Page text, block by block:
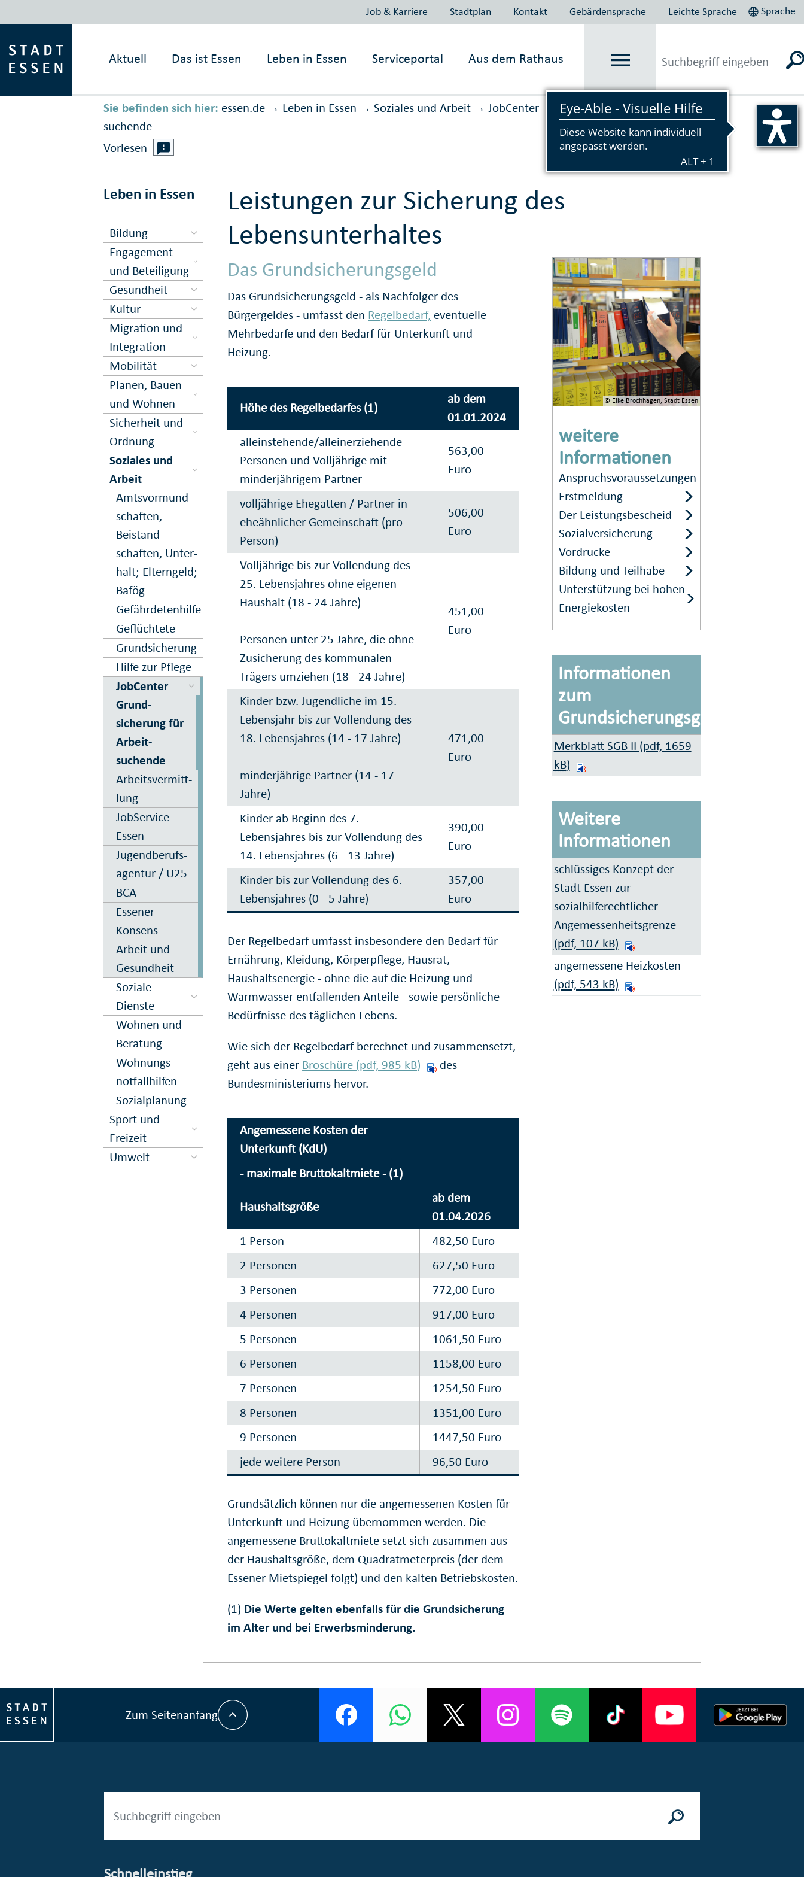
Job & Karriere Stadtplan Kontakt Gebärdensprache Leichte Sprache Sprache
Aktuell Das ist Essen Leben in Essen Serviceportal Aus dem Rathaus
Sie befinden sich hier: essen.de → Leben in Essen → Soziales und Arbeit → JobCenter →
Grund­sicherung für Arbeit­
suchende
Vorlesen
Leben in Essen
Bildung
Engagement
und Beteiligung
Gesundheit
Kultur
Migration und
Inte­gration
Mobilität
Planen, Bauen
und Wohnen
Sicher­heit und
Ord­nung
Soziales und
Arbeit
Amts­vormund­
schaften,
Beistand­
schaften, Unter­
halt; Eltern­geld;
Bafög
Gefährdeten­hilfe
Geflüchtete
Grund­sicherung
Hilfe zur Pflege
JobCenter
Grund­
sicherung für
Arbeit­
suchende
Arbeitsver­mitt­
lung
JobService
Essen
Jugendberufs­
agentur / U25
BCA
Essener
Konsens
Arbeit und
Gesundheit
Soziale
Dienste
Wohnen und
Beratung
Wohnungs­
notfall­hilfen
Sozialplanung
Sport und
Freizeit
Umwelt
Leistungen zur Sicherung des
Lebensunterhaltes
Das Grundsicherungsgeld
Das Grundsicherungsgeld - als Nachfolger des
Bürgergeldes - umfasst den Regelbedarf, eventuelle
Mehrbedarfe und den Bedarf für Unterkunft und
Heizung.
Höhe des Regelbedarfes (1)
ab dem
01.01.2024
alleinstehende/alleinerziehende
Personen und Volljährige mit
minderjährigem Partner
563,00
Euro
volljährige Ehegatten / Partner in
eheähnlicher Gemeinschaft (pro
Person)
506,00
Euro
Volljährige bis zur Vollendung des
25. Lebensjahres ohne eigenen
Haushalt (18 - 24 Jahre)
Personen unter 25 Jahre, die ohne
Zusicherung des kommunalen
Trägers umziehen (18 - 24 Jahre)
451,00
Euro
Kinder bzw. Jugendliche im 15.
Lebensjahr bis zur Vollendung des
18. Lebensjahres (14 - 17 Jahre)
minderjährige Partner (14 - 17
Jahre)
471,00
Euro
Kinder ab Beginn des 7.
Lebensjahres bis zur Vollendung des
14. Lebensjahres (6 - 13 Jahre)
390,00
Euro
Kinder bis zur Vollendung des 6.
Lebensjahres (0 - 5 Jahre)
357,00
Euro
Der Regelbedarf umfasst insbesondere den Bedarf für
Ernährung, Kleidung, Körperpflege, Hausrat,
Haushaltsenergie - ohne die auf die Heizung und
Warmwasser entfallenden Anteile - sowie persönliche
Bedürfnisse des täglichen Lebens.
Wie sich der Regelbedarf berechnet und zusammensetzt,
geht aus einer Broschüre (pdf, 985 kB)
des
Bundesministeriums hervor.
Angemessene Kosten der
Unterkunft (KdU)
- maximale Bruttokaltmiete - (1)
Haushaltsgröße
ab dem
01.04.2026
1 Person
482,50 Euro
2 Personen
627,50 Euro
3 Personen
772,00 Euro
4 Personen
917,00 Euro
5 Personen
1061,50 Euro
6 Personen
1158,00 Euro
7 Personen
1254,50 Euro
8 Personen
1351,00 Euro
9 Personen
1447,50 Euro
jede weitere Person
96,50 Euro
Grundsätzlich können nur die angemessenen Kosten für
Unterkunft und Heizung übernommen werden. Die
angemessene Bruttokaltmiete setzt sich zusammen aus
der Haushaltsgröße, dem Quadratmeterpreis (der dem
Essener Mietspiegel folgt) und den kalten Betriebskosten.
(1) Die Werte gelten ebenfalls für die Grundsicherung
im Alter und bei Erwerbsminderung.
© Elke Brochhagen, Stadt Essen
weitere
Informationen
Anspruchsvoraussetzungen
Erstmeldung
Der Leistungsbescheid
Sozialversicherung
Vordrucke
Bildung und Teilhabe
Unterstützung bei hohen
Energiekosten
Informationen
zum
Grundsicherungsgeld
Merkblatt SGB II (pdf, 1659
kB)
Weitere
Informationen
schlüssiges Konzept der
Stadt Essen zur
sozialhilferechtlicher
Angemessenheitsgrenze
(pdf, 107 kB)
angemessene Heizkosten
(pdf, 543 kB)
Zum Seitenanfang
Schnelleinstieg